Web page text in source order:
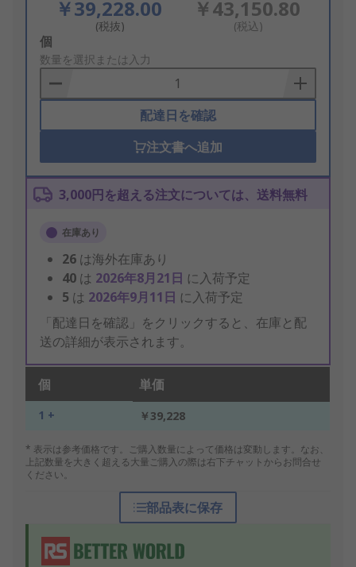
￥39,228.00
(税抜)
￥43,150.80
(税込)
Add
to
Basket
個
数量を選択または入力
配達日を確認
注文書へ追加
3,000円を超える注文については、送料無料
在庫あり
26 は海外在庫あり
40 は 2026年8月21日 に入荷予定
5 は 2026年9月11日 に入荷予定
「配達日を確認」をクリックすると、在庫と配
送の詳細が表示されます。
個 単価
1 + ￥39,228
* 表示は参考価格です。ご購入数量によって価格は変動します。なお、
上記数量を大きく超える大量ご購入の際は右下チャットからお問合せ
ください。
部品表に保存